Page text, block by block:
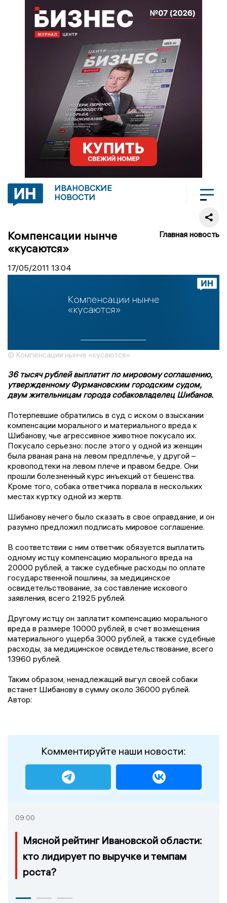
ИВАНОВСКИЕ
НОВОСТИ
Главная новость
Компенсации нынче
«кусаются»
17/05/2011 13:04
© Компенсации нынче «кусаются»
36 тысяч рублей выплатит по мировому соглашению,
утвержденному Фурмановским городским судом,
двум жительницам города собаковладелец Шибанов.
Потерпевшие обратились в суд с иском о взыскании
компенсации морального и материального вреда к
Шибанову, чье агрессивное животное покусало их.
Покусало серьезно: после этого у одной из женщин
была рваная рана на левом предплечье, у другой –
кровоподтеки на левом плече и правом бедре. Они
прошли болезненный курс инъекций от бешенства.
Кроме того, собака ответчика порвала в нескольких
местах куртку одной из жертв.
Шибанову нечего было сказать в свое оправдание, и он
разумно предложил подписать мировое соглашение.
В соответствии с ним ответчик обязуется выплатить
одному истцу компенсацию морального вреда на
20000 рублей, а также судебные расходы по оплате
государственной пошлины, за медицинское
освидетельствование, за составление искового
заявления, всего 21925 рублей.
Другому истцу он заплатит компенсацию морального
вреда в размере 10000 рублей, в счет возмещения
материального ущерба 3000 рублей, а также судебные
расходы, за медицинское освидетельствование, всего
13960 рублей.
Таким образом, ненадлежащий выгул своей собаки
встанет Шибанову в сумму около 36000 рублей.
Автор:
Комментируйте наши новости:
09:00
Мясной рейтинг Ивановской области:
кто лидирует по выручке и темпам
роста?